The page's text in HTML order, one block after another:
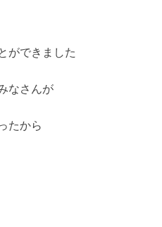
ができました
なさんが
たから